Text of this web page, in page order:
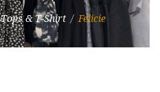
Tops & T-Shirt / Felicie